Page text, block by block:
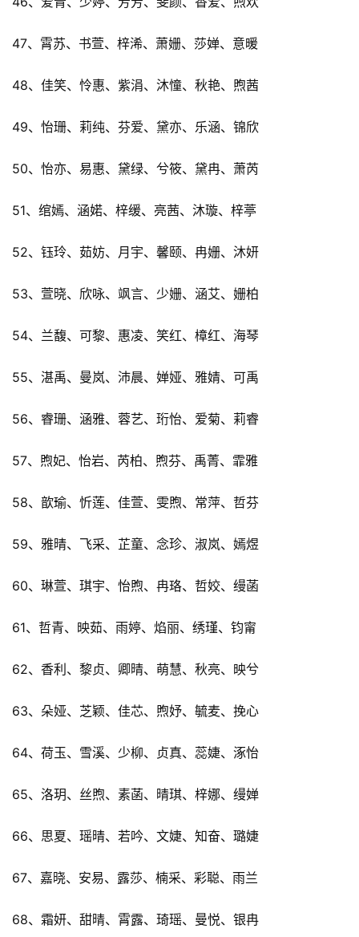
47、霄苏、书萱、梓浠、萧姗、莎婵、意暖
48、佳笑、怜惠、紫涓、沐憧、秋艳、煦茜
49、怡珊、莉纯、芬爱、黛亦、乐涵、锦欣
50、怡亦、易惠、黛绿、兮筱、黛冉、萧芮
51、绾嫣、涵婼、梓缓、亮茜、沐璇、梓葶
52、钰玲、茹妨、月宇、馨颐、冉姗、沐妍
53、萱晓、欣咏、飒言、少姗、涵艾、姗柏
54、兰馥、可黎、惠凌、笑红、樟红、海琴
55、湛禹、曼岚、沛晨、婵娅、雅婧、可禹
56、睿珊、涵雅、蓉艺、珩怡、爱菊、莉睿
57、煦妃、怡岩、芮柏、煦芬、禹菁、霏雅
58、歆瑜、忻莲、佳萱、雯煦、常萍、哲芬
59、雅晴、飞采、芷童、念珍、淑岚、嫣煜
60、琳萱、琪宇、怡煦、冉珞、哲姣、缦菡
61、哲青、映茹、雨婷、焰丽、绣瑾、钧甯
62、香利、黎贞、卿晴、萌慧、秋亮、映兮
63、朵娅、芝颖、佳芯、煦妤、毓麦、挽心
64、荷玉、雪溪、少柳、贞真、蕊婕、涿怡
65、洛玥、丝煦、素菡、晴琪、梓娜、缦婵
66、思夏、瑶晴、若吟、文婕、知奋、璐婕
67、嘉晓、安易、露莎、楠采、彩聪、雨兰
68、霜妍、甜晴、霄露、琦瑶、曼悦、银冉